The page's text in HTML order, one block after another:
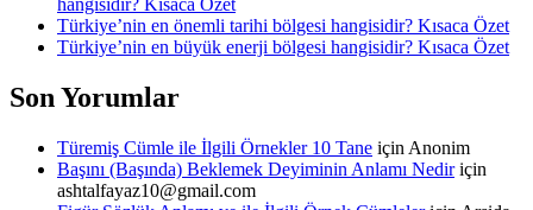
hangisidir? Kısaca Özet
Türkiye’nin en önemli tarihi bölgesi hangisidir? Kısaca Özet
Türkiye’nin en büyük enerji bölgesi hangisidir? Kısaca Özet
Son Yorumlar
Türemiş Cümle ile İlgili Örnekler 10 Tane için Anonim
Başını (Başında) Beklemek Deyiminin Anlamı Nediriçin
ashtalfayaz10@gmail.com